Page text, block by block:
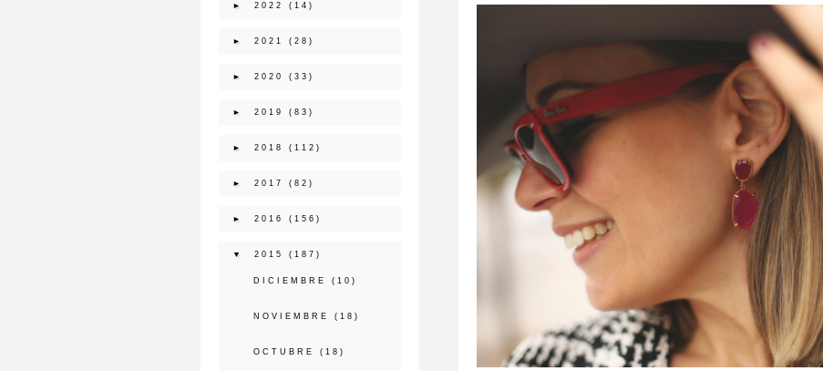
► 2022 (14)
► 2021 (28)
► 2020 (33)
► 2019 (83)
► 2018 (112)
► 2017 (82)
► 2016 (156)
▼ 2015 (187)
DICIEMBRE (10)
NOVIEMBRE (18)
OCTUBRE (18)